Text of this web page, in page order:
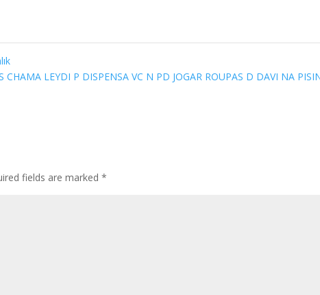
CHAMA LEYDI P DISPENSA VC N PD JOGAR ROUPAS D DAVI NA
fields are marked*